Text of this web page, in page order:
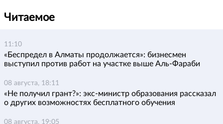
Читаемое
11:10
«Беспредел в Алматы продолжается»: бизнесмен
выступил против работ на участке выше Аль-Фараби
08 августа, 18:11
«Не получил грант?»: экс-министр образования рассказал
о других возможностях бесплатного обучения
08 августа, 19:05